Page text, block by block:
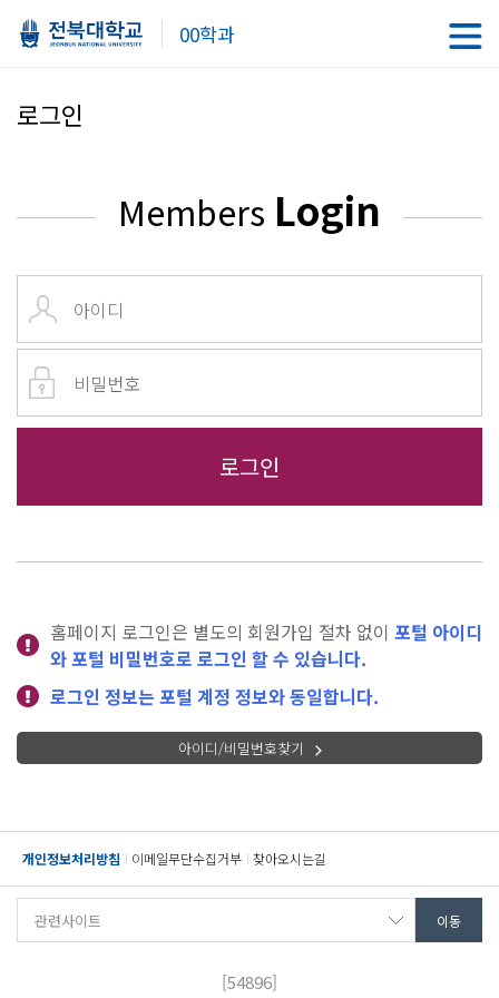
00학과
로그인
Members Login
홈페이지 로그인은 별도의 회원가입 절차 없이 포털 아이디
와 포털 비밀번호로 로그인 할 수 있습니다.
로그인 정보는 포털 계정 정보와 동일합니다.
아이디/비밀번호찾기
개인정보처리방침 이메일무단수집거부 찾아오시는길
[54896]